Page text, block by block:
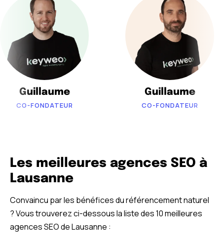
Guillaume
CO-FONDATEUR
Guillaume
CO-FONDATEUR
Les meilleures agences SEO à
Lausanne
Convaincu par les bénéfices du référencement naturel
? Vous trouverez ci-dessous la liste des 10 meilleures
agences SEO de Lausanne :